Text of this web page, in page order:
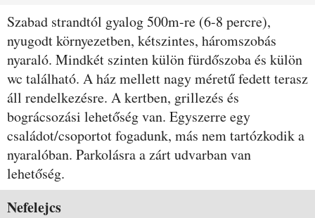
Leírás
Szabad strandtól gyalog 500m-re (6-8 percre),
nyugodt környezetben, kétszintes, háromszobás
nyaraló. Mindkét szinten külön fürdőszoba és külön
wc található. A ház mellett nagy méretű fedett terasz
áll rendelkezésre. A kertben, grillezés és
bográcsozási lehetőség van. Egyszerre egy
családot/csoportot fogadunk, más nem tartózkodik a
nyaralóban. Parkolásra a zárt udvarban van
lehetőség.
Szobák és árak
Nefelejcs